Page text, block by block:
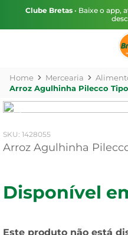
Clube Bretas • Baixe o app,
Mercearia
Arroz Agulhinha Pilecco
: 1428055
Arroz Agulhinha
Disponível
Este produto não está